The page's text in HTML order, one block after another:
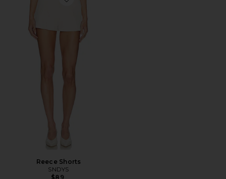
Favorite Reece Shorts
Reece Shorts
SNDYS
$89